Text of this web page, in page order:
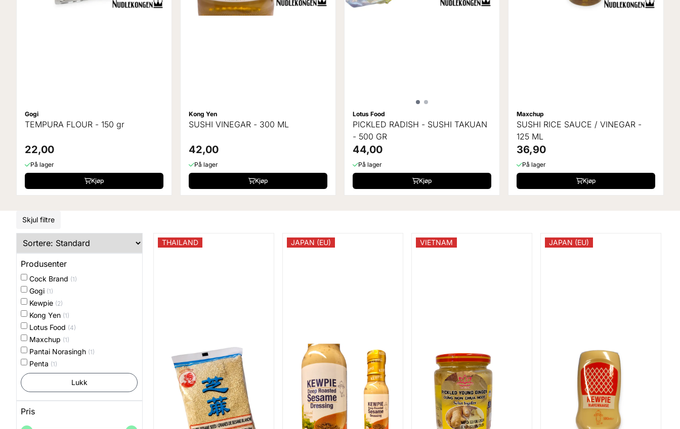
Gogi
TEMPURA FLOUR - 150 gr
22,00
På lager
Kjøp
Kong Yen
SUSHI VINEGAR - 300 ML
42,00
På lager
Kjøp
Lotus Food
PICKLED RADISH - SUSHI TAKUAN
- 500 GR
44,00
På lager
Kjøp
Maxchup
SUSHI RICE SAUCE / VINEGAR -
125 ML
36,90
På lager
Kjøp
Skjul filtre
Produsenter
Cock Brand (1)
Gogi (1)
Kewpie (2)
Kong Yen (1)
Lotus Food (4)
Maxchup (1)
Pantai Norasingh (1)
Penta (1)
Lukk
Pris
THAILAND JAPAN (EU) VIETNAM JAPAN (EU)